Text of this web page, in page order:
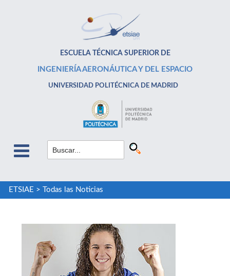
ESCUELA TÉCNICA SUPERIOR DE
INGENIERÍA AERONÁUTICA Y DEL ESPACIO
UNIVERSIDAD POLITÉCNICA DE MADRID
ETSIAE > Todas las Noticias